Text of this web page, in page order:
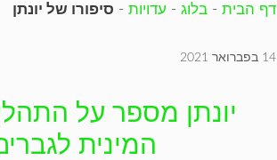
דף הבית -בלוג - עדויות - סיפורו של יונתן
14 בפברואר 2021
יונתן מספר על
המינית